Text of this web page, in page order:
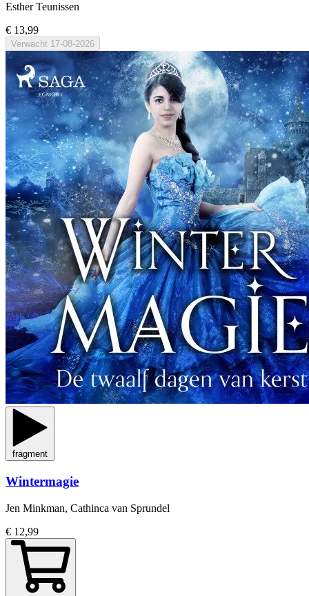
Esther Teunissen
€ 13,99
Verwacht 17-08-2026
fragment
Wintermagie
Jen Minkman, Cathinca van Sprundel
€ 12,99